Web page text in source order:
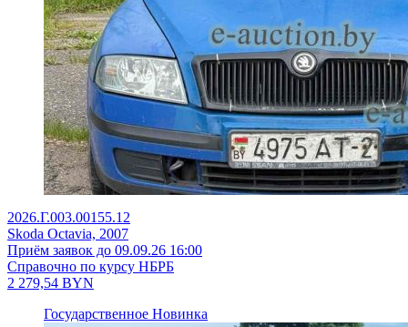
2026.Г.003.00155.12
Skoda Octavia, 2007
Приём заявок до 09.09.26 16:00
Справочно по курсу НБРБ
2 279,54 BYN
Государственное Новинка